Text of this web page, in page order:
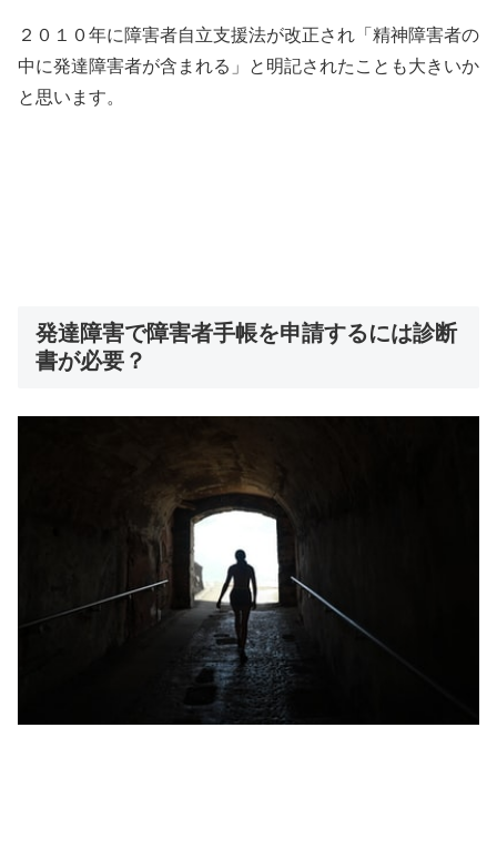
２０１０年に障害者自立支援法が改正され「精神障害者の
中に発達障害者が含まれる」と明記されたことも大きいか
と思います。
発達障害で障害者手帳を申請するには診断
書が必要？